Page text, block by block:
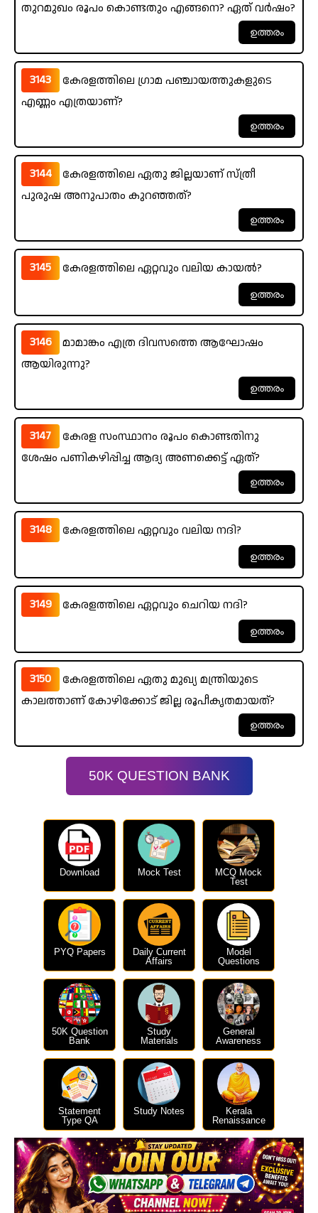
തുറമുഖം രൂപം കൊണ്ടതും എങ്ങനെ? ഏത് വർഷം?
3143
കേരളത്തിലെ ഗ്രാമ പഞ്ചായത്തുകളുടെ
എണ്ണം എത്രയാണ്?
3144
കേരളത്തിലെ ഏതു ജില്ലയാണ് സ്ത്രീ
പുരുഷ അനുപാതം കുറഞ്ഞത്?
3145 കേരളത്തിലെ ഏറ്റവും വലിയ കായൽ?
3146
മാമാങ്കം എത്ര ദിവസത്തെ ആഘോഷം
ആയിരുന്നു?
3147
കേരള സംസ്ഥാനം രൂപം കൊണ്ടതിനു
ശേഷം പണികഴിപ്പിച്ച ആദ്യ അണക്കെട്ട് ഏത്?
3148 കേരളത്തിലെ ഏറ്റവും വലിയ നദി?
3149 കേരളത്തിലെ ഏറ്റവും ചെറിയ നദി?
3150
കേരളത്തിലെ ഏതു മുഖ്യ മന്ത്രിയുടെ
കാലത്താണ് കോഴിക്കോട് ജില്ല രൂപീകൃതമായത്?
50K QUESTION BANK
Download Mock Test
MCQ Mock
Test
PYQ Papers
Daily Current
Affairs
Model
Questions
50K Question
Bank
Study
Materials
General
Awareness
Statement
Type QA
Study Notes
Kerala
Renaissance